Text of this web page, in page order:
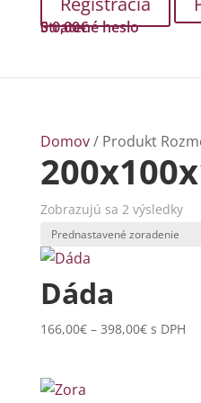
Stratené heslo
00,00€
Domov/ Produkt
Zobrazujú sa 2 výsledky
Dáda
166,00€ – 398,00€Price
s DPH